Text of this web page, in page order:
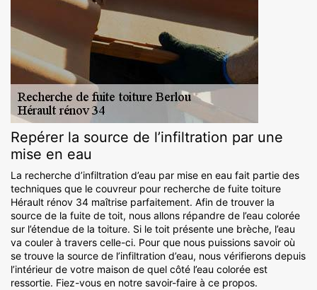
Repérer la source de l’infiltration par une
mise en eau
La recherche d’infiltration d’eau par mise en eau fait partie des
techniques que le couvreur pour recherche de fuite toiture
Hérault rénov 34 maîtrise parfaitement. Afin de trouver la
source de la fuite de toit, nous allons répandre de l’eau colorée
sur l’étendue de la toiture. Si le toit présente une brèche, l’eau
va couler à travers celle-ci. Pour que nous puissions savoir où
se trouve la source de l’infiltration d’eau, nous vérifierons depuis
l’intérieur de votre maison de quel côté l’eau colorée est
ressortie. Fiez-vous en notre savoir-faire à ce propos.